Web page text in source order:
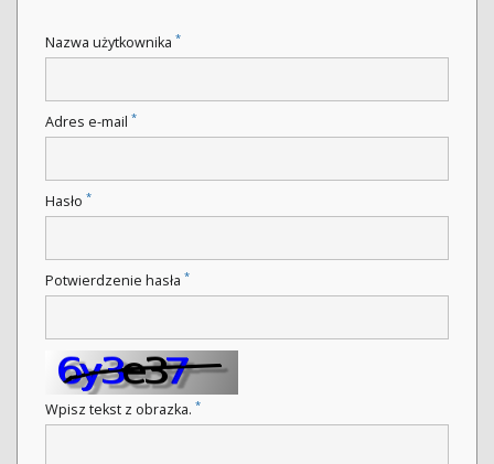
Nazwa użytkownika *
Adres e-mail *
Hasło *
Potwierdzenie hasła *
Wpisz tekst z obrazka. *